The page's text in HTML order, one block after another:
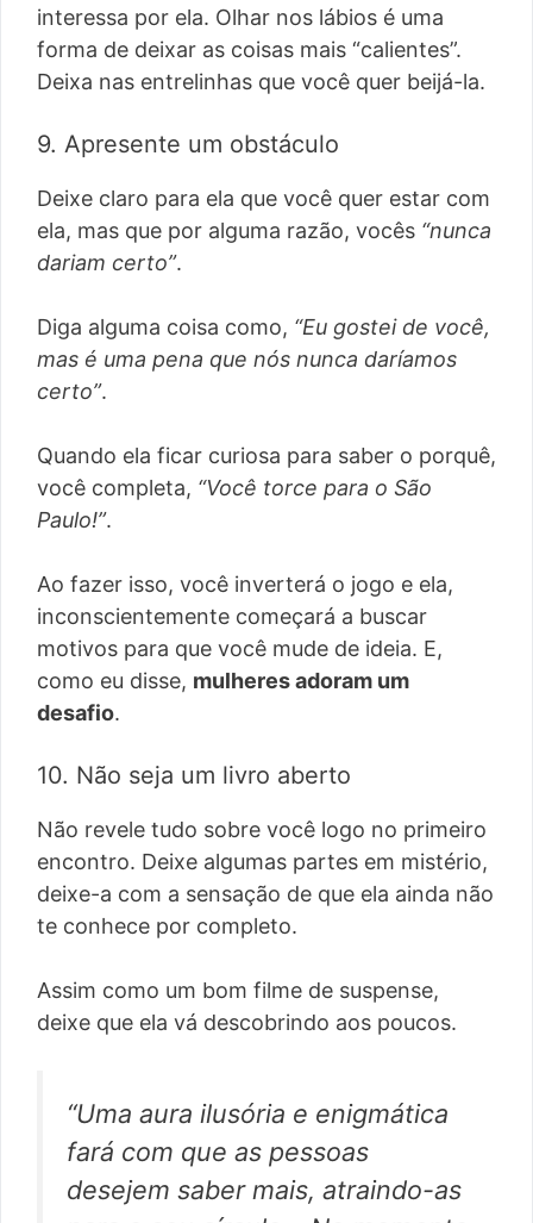
interessa por ela. Olhar nos lábios é uma
forma de deixar as coisas mais “calientes”.
Deixa nas entrelinhas que você quer beijá-la.
9. Apresente um obstáculo
Deixe claro para ela que você quer estar com
ela, mas que por alguma razão, vocês “nunca
dariam certo”.
Diga alguma coisa como, “Eu gostei de você,
mas é uma pena que nós nunca daríamos
certo”.
Quando ela ficar curiosa para saber o porquê,
você completa, “Você torce para o São
Paulo!”.
Ao fazer isso, você inverterá o jogo e ela,
inconscientemente começará a buscar
motivos para que você mude de ideia. E,
como eu disse, mulheres adoram um
desafio.
10. Não seja um livro aberto
Não revele tudo sobre você logo no primeiro
encontro. Deixe algumas partes em mistério,
deixe-a com a sensação de que ela ainda não
te conhece por completo.
Assim como um bom filme de suspense,
deixe que ela vá descobrindo aos poucos.
“Uma aura ilusória e enigmática
fará com que as pessoas
desejem saber mais, atraindo-as